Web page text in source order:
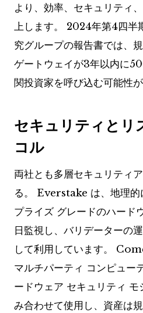
より、効率、セキュリティ
上します。 2024年第4四半
究グループの報告書では、
ゲートウェイが3年以内に
関投資家を呼び込む可能性
セキュリティとリ
コル
両社とも多層セキュリティ
る。 Everstake は、地理的
プライズ グレードのハード
日監視し、バリデーターの
して利用しています。
マルチパーティ コンピュー
ードウェア セキュリティ
み合わせて使用​​し、資産は